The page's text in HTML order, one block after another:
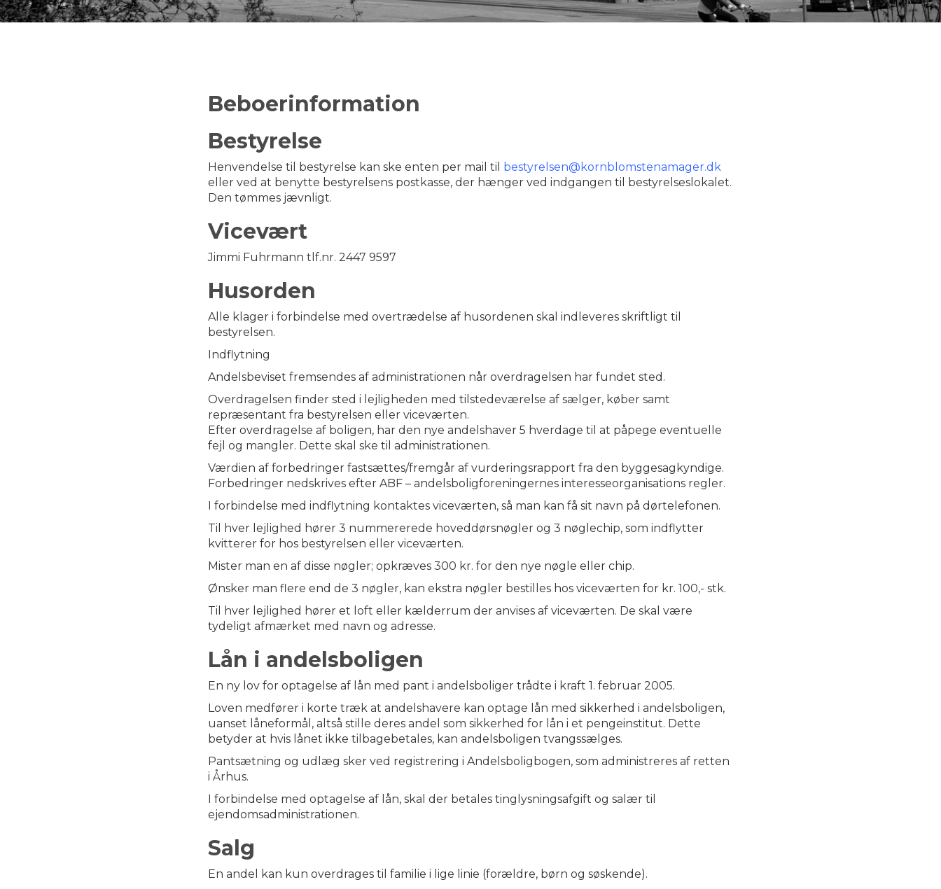
Beboerinformation
Bestyrelse
Henvendelse til bestyrelse kan ske enten per mail til bestyrelsen@kornblomstenamager.dk
eller ved at benytte bestyrelsens postkasse, der hænger ved indgangen til bestyrelseslokalet.
Den tømmes jævnligt.
Vicevært
Jimmi Fuhrmann tlf.nr. 2447 9597
Husorden
Alle klager i forbindelse med overtrædelse af husordenen skal indleveres skriftligt til
bestyrelsen.
Indflytning
Andelsbeviset fremsendes af administrationen når overdragelsen har fundet sted.
Overdragelsen finder sted i lejligheden med tilstedeværelse af sælger, køber samt
repræsentant fra bestyrelsen eller viceværten.
Efter overdragelse af boligen, har den nye andelshaver 5 hverdage til at påpege eventuelle
fejl og mangler. Dette skal ske til administrationen.
Værdien af forbedringer fastsættes/fremgår af vurderingsrapport fra den byggesagkyndige.
Forbedringer nedskrives efter ABF – andelsboligforeningernes interesseorganisations regler.
I forbindelse med indflytning kontaktes viceværten, så man kan få sit navn på dørtelefonen.
Til hver lejlighed hører 3 nummererede hoveddørsnøgler og 3 nøglechip, som indflytter
kvitterer for hos bestyrelsen eller viceværten.
Mister man en af disse nøgler; opkræves 300 kr. for den nye nøgle eller chip.
Ønsker man flere end de 3 nøgler, kan ekstra nøgler bestilles hos viceværten for kr. 100,- stk.
Til hver lejlighed hører et loft eller kælderrum der anvises af viceværten. De skal være
tydeligt afmærket med navn og adresse.
Lån i andelsboligen
En ny lov for optagelse af lån med pant i andelsboliger trådte i kraft 1. februar 2005.
Loven medfører i korte træk at andelshavere kan optage lån med sikkerhed i andelsboligen,
uanset låneformål, altså stille deres andel som sikkerhed for lån i et pengeinstitut. Dette
betyder at hvis lånet ikke tilbagebetales, kan andelsboligen tvangssælges.
Pantsætning og udlæg sker ved registrering i Andelsboligbogen, som administreres af retten
i Århus.
I forbindelse med optagelse af lån, skal der betales tinglysningsafgift og salær til
ejendomsadministrationen.
Salg
En andel kan kun overdrages til familie i lige linie (forældre, børn og søskende).